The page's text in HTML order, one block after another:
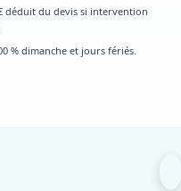
déduit du devis si intervention
% dimanche et jours fériés.